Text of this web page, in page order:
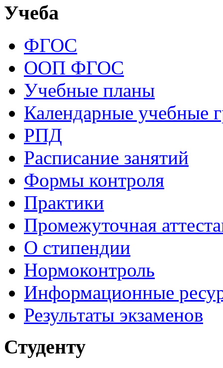
Учеба
ФГОС
ООП ФГОС
Учебные планы
Календарные учебные
РПД
Расписание занятий
Формы контроля
Практики
Промежуточная
О стипендии
Нормоконтроль
Информационные
Результаты экзаменов
Студенту